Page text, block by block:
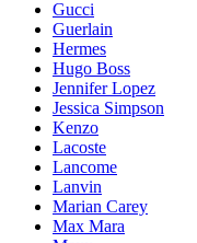
Gucci
Guerlain
Hermes
Hugo Boss
Jennifer Lopez
Jessica Simpson
Kenzo
Lacoste
Lancome
Lanvin
Marian Carey
Max Mara